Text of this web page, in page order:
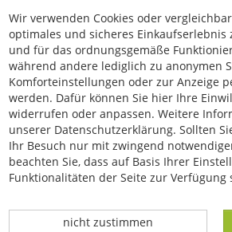
einen Einstieg in die Yoga-Praxis
drei ausgewogene
befinden. Die korrekte
Yoga-Programms für Anfänger
Für Menschen mit
Wiebelsheim, kontakt@limpert.de
Wir verwenden Cookies oder
optimales und sicheres Einkaufserlebnis
und für das ordnungsgemäße
während andere lediglich zu anonymen
Komforteinstellungen oder zur Anzeige
werden. Dafür können Sie hier Ihre
widerrufen oder anpassen. Weitere
unserer Datenschutzerklärung. Sollten
Ihr Besuch nur mit zwingend
beachten Sie, dass auf Basis Ihrer
Funktionalitäten der Seite zur Verfügung
Datenverarbeitung -
nicht zustimmen